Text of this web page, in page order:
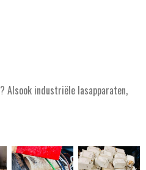
Alsook industriële lasapparaten,